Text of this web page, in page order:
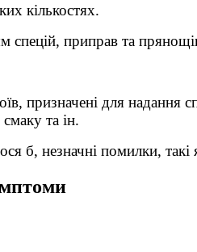
кількостях.
спецій, приправ та
призначені для
та ін.
б, незначні помилки,